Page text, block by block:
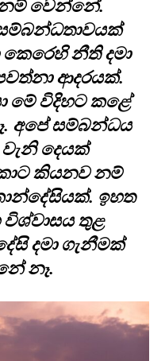
වෙන්නේ.
නීති දමා
ආදරයක්.
මේ විදිහට කළේ
අපේ සම්බන්ධය
දෙයක්
කියනව නම්
ඉහත
තුළ
දමා ගැනීමක්
නෑ.